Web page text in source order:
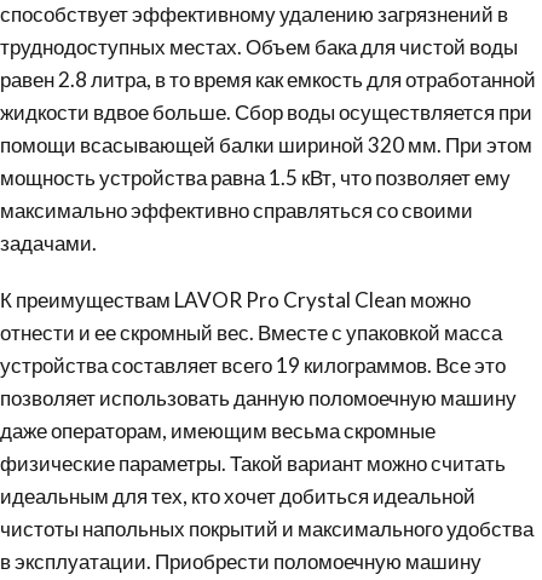
способствует эффективному удалению загрязнений в
труднодоступных местах. Объем бака для чистой воды
равен 2.8 литра, в то время как емкость для отработанной
жидкости вдвое больше. Сбор воды осуществляется при
помощи всасывающей балки шириной 320 мм. При этом
мощность устройства равна 1.5 кВт, что позволяет ему
максимально эффективно справляться со своими
задачами.
К преимуществам LAVOR Pro Crystal Clean можно
отнести и ее скромный вес. Вместе с упаковкой масса
устройства составляет всего 19 килограммов. Все это
позволяет использовать данную поломоечную машину
даже операторам, имеющим весьма скромные
физические параметры. Такой вариант можно считать
идеальным для тех, кто хочет добиться идеальной
чистоты напольных покрытий и максимального удобства
в эксплуатации. Приобрести поломоечную машину